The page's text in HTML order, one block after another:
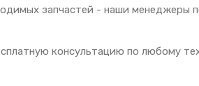
запчастей - наши менеджеры
консультацию по любому